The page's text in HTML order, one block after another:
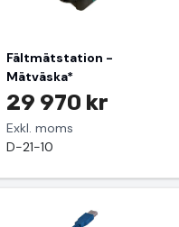
Fältmätstation -
Mätväska*
29 970 kr
Exkl. moms
D-21-10